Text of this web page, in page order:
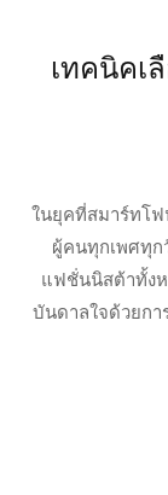
เทคนิคเ
ในยุคที่สมาร์ทโฟ
ผู้คนทุกเพศทุก
แฟชั่นนิสต้าทั้งห
บันดาลใจด้วยกา